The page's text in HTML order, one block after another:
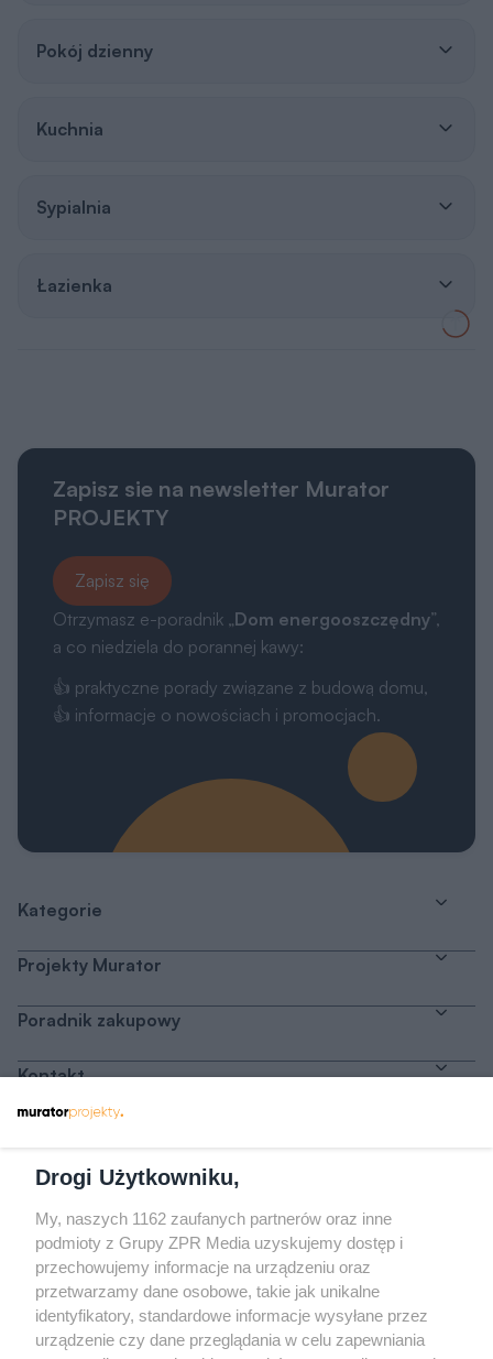
Pokój dzienny
Kuchnia
Sypialnia
Łazienka
Zapisz sie na newsletter Murator
PROJEKTY
Zapisz się
Otrzymasz e-poradnik „Dom energooszczędny”,
a co niedziela do porannej kawy:
👍 praktyczne porady związane z budową domu,
👍 informacje o nowościach i promocjach.
Kategorie
Projekty Murator
Poradnik zakupowy
Kontakt
Odwiedź grupę na Facebooku
Gdybym budował drugi raz - mądry Polak
przed budową
Drogi Użytkowniku,
My, naszych 1162 zaufanych partnerów oraz inne
podmioty z Grupy ZPR Media uzyskujemy dostęp i
przechowujemy informacje na urządzeniu oraz
przetwarzamy dane osobowe, takie jak unikalne
identyfikatory, standardowe informacje wysyłane przez
urządzenie czy dane przeglądania w celu zapewniania